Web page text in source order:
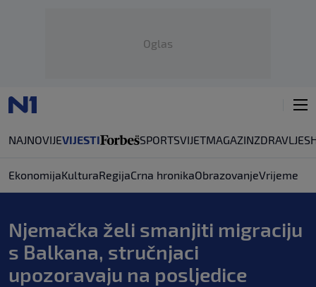
Oglas
NAJNOVIJEVIJESTI SPORTSVIJETMAGAZINZDRAVLJE
EkonomijaKulturaRegijaCrna hronikaObrazovanjeVrijeme
Njemačka želi smanjiti migraciju
s Balkana, stručnjaci
upozoravaju na posljedice